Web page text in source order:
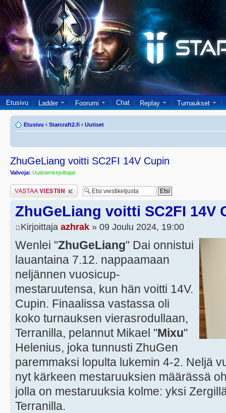
Etusivu Ladder Foorumi Chat Replay Turnaukset
Etusivu ‹ Starcraft2.fi ‹ Uutiset
ZhuGeLiang voitti SC2FI 14V Cupin
Valvoja: Uutistenkirjoittajat
Lähetä vastaus
ZhuGeLiang voitti SC2FI 14V
Kirjoittaja azhrak » 09 Joulu 2024, 19:00
Wenlei "ZhuGeLiang" Dai onnistui
lauantaina 7.12. nappaamaan
neljännen vuosicup-
mestaruutensa, kun hän voitti 14V.
Cupin. Finaalissa vastassa oli
koko turnauksen vierasrodullaan,
Terranilla, pelannut Mikael "Mixu"
Helenius, joka tunnusti ZhuGen
paremmaksi lopulta lukemin 4-2. Neljä
nyt kärkeen mestaruuksien määrässä
jolla on mestaruuksia kolme: yksi
Terranilla.